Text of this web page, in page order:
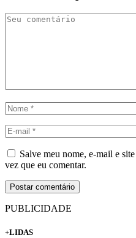
Salve meu nome, e-mail e
vez que eu comentar.
PUBLICIDADE
+LIDAS